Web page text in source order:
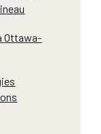
Ottawa-